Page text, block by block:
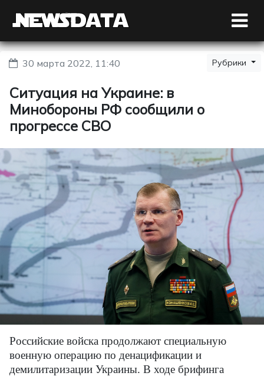
30 марта 2022, 11:40 Рубрики
Ситуация на Украине: в
Минобороны РФ сообщили о
прогрессе СВО
Российские войска продолжают специальную
военную операцию по денацификации и
демилитаризации Украины. В ходе брифинга